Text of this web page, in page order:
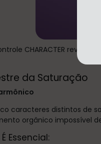
CHARACTER
da Saturação
caracteres distintos de
orgânico impossível
Essencial: